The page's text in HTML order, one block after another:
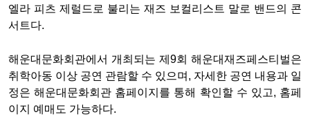
엘라 피츠 제럴드로 불리는 재즈 보컬리스트 말로 밴드의 콘
서트다.
해운대문화회관에서 개최되는 제9회 해운대재즈페스티벌은
취학아동 이상 공연 관람할 수 있으며, 자세한 공연 내용과 일
정은 해운대문화회관 홈페이지를 통해 확인할 수 있고, 홈페
이지 예매도 가능하다.